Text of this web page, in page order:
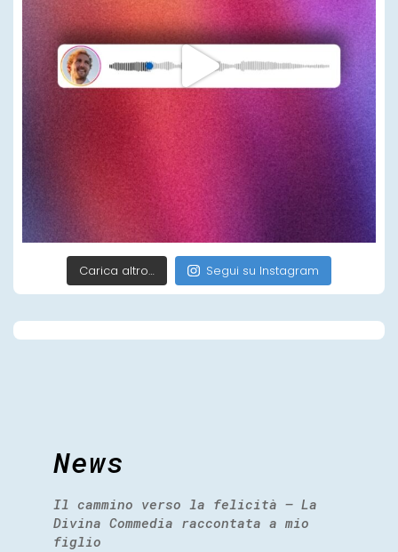
Carica altro… Segui su Instagram
News
Il cammino verso la felicità – La
Divina Commedia raccontata a mio
figlio